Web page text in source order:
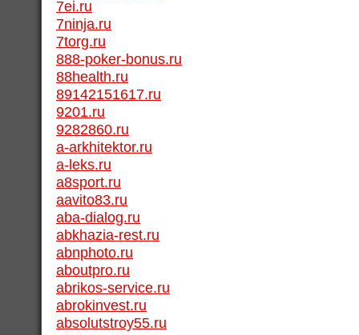
7ei.ru
7ninja.ru
7torg.ru
888-poker-bonus.ru
88health.ru
89142151617.ru
9201.ru
9282860.ru
a-arkhitektor.ru
a-leks.ru
a8sport.ru
aavito83.ru
aba-dialog.ru
abkhazia-rest.ru
abnphoto.ru
aboutpro.ru
abrikos-service.ru
abrokinvest.ru
absolutstroy55.ru